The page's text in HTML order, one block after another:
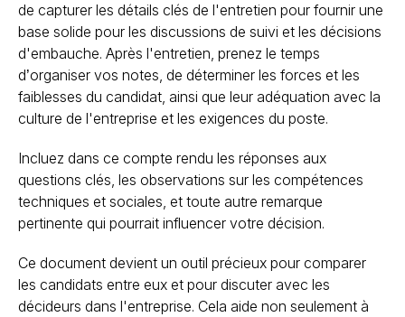
de capturer les détails clés de l'entretien pour fournir une
base solide pour les discussions de suivi et les décisions
d'embauche. Après l'entretien, prenez le temps
d’organiser vos notes, de déterminer les forces et les
faiblesses du candidat, ainsi que leur adéquation avec la
culture de l'entreprise et les exigences du poste.
Incluez dans ce compte rendu les réponses aux
questions clés, les observations sur les compétences
techniques et sociales, et toute autre remarque
pertinente qui pourrait influencer votre décision.
Ce document devient un outil précieux pour comparer
les candidats entre eux et pour discuter avec les
décideurs dans l'entreprise. Cela aide non seulement à